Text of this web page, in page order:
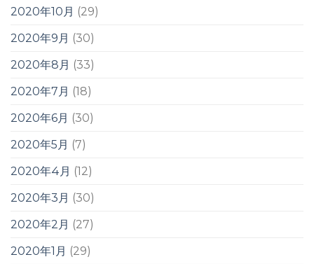
2020年10月 (29)
2020年9月 (30)
2020年8月 (33)
2020年7月 (18)
2020年6月 (30)
2020年5月 (7)
2020年4月 (12)
2020年3月 (30)
2020年2月 (27)
2020年1月 (29)